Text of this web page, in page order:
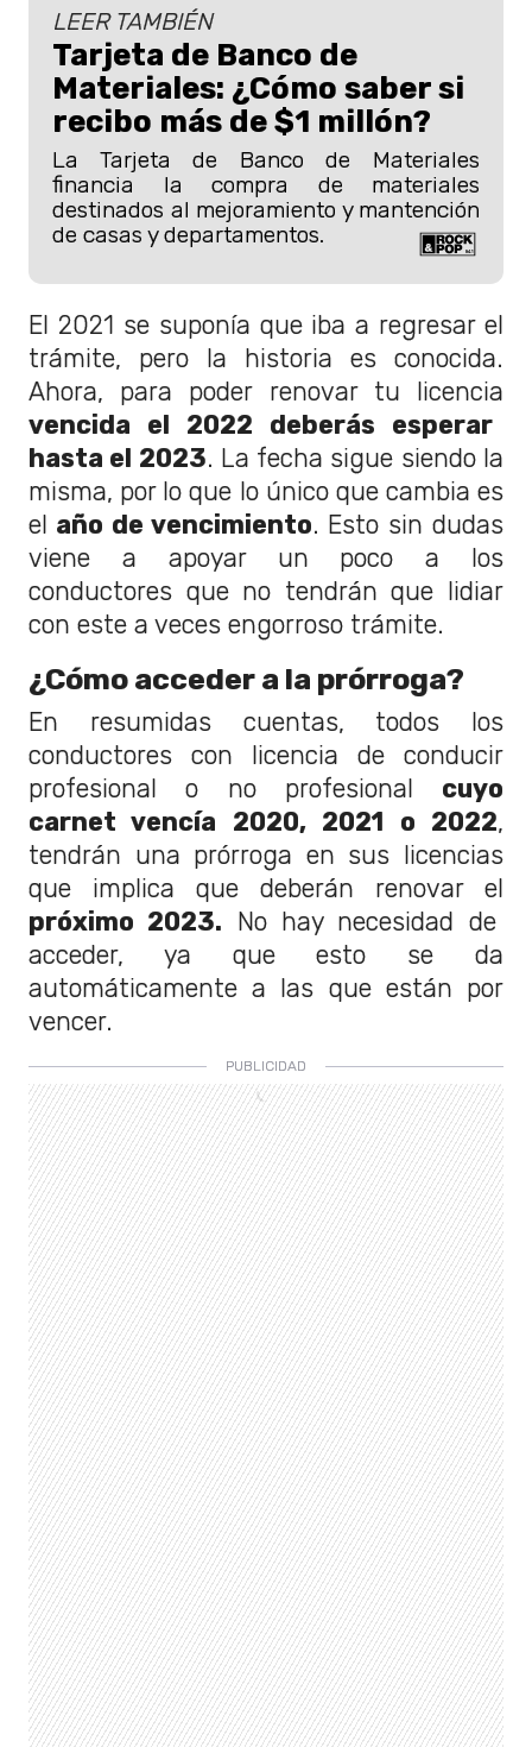
LEER TAMBIÉN
Tarjeta de Banco de
Materiales: ¿Cómo saber si
recibo más de $1 millón?
La Tarjeta de Banco de Materiales
financia la compra de materiales
destinados al mejoramiento y mantención
de casas y departamentos.
El 2021 se suponía que iba a regresar el
trámite, pero la historia es conocida.
Ahora, para poder renovar tu licencia
vencida el 2022 deberás esperar
hasta el 2023. La fecha sigue siendo la
misma, por lo que lo único que cambia es
el año de vencimiento. Esto sin dudas
viene a apoyar un poco a los
conductores que no tendrán que lidiar
con este a veces engorroso trámite.
¿Cómo acceder a la prórroga?
En resumidas cuentas, todos los
conductores con licencia de conducir
profesional o no profesional cuyo
carnet vencía 2020, 2021 o 2022,
tendrán una prórroga en sus licencias
que implica que deberán renovar el
próximo 2023. No hay necesidad de
acceder, ya que esto se da
automáticamente a las que están por
vencer.